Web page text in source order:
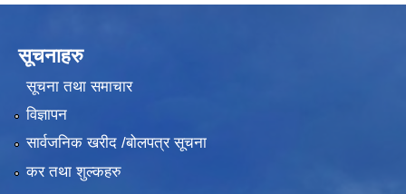
सूचनाहरु
सूचना तथा समाचार
विज्ञापन
सार्वजनिक खरीद /बोलपत्र सूचना
कर तथा शुल्कहरु